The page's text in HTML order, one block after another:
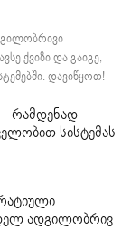
ქვიზი და გაიგე,
დავიწყოთ!
– რამდენად
სისტემას
ადგილობრივ